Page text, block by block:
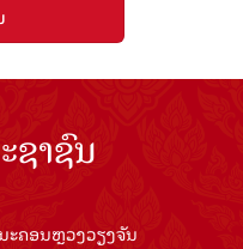
າຊົນ
ຄອນຫຼວງວຽງຈັນ